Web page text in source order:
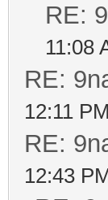
RE:
11:08
RE:
12:11 PM
RE:
12:43